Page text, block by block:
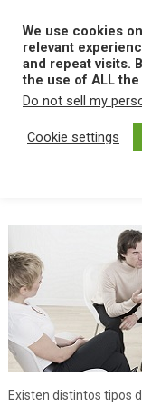
content
Home J Jefe
Jefe
Existen distintos tipos
We use cookies
relevant
and repeat visits.
the use of ALL
Do not sell my
Cookie settings